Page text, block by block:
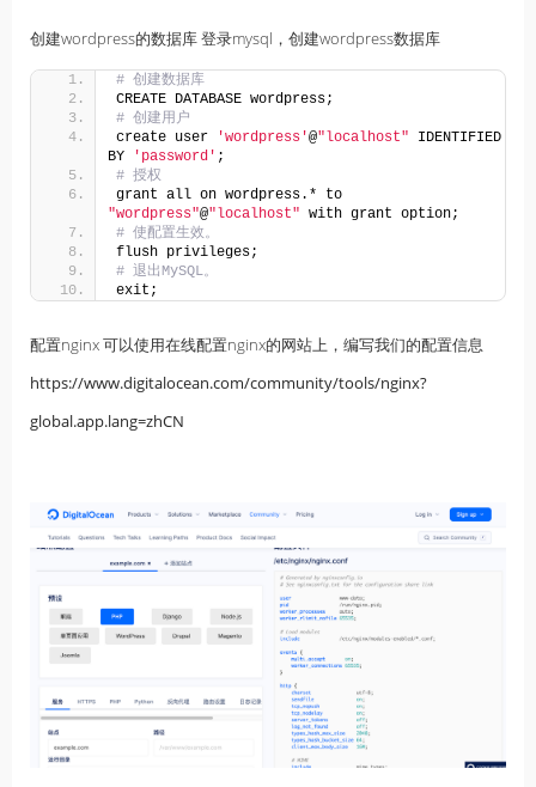
创建wordpress的数据库 登录mysql，创建wordpress数据库
# 创建数据库
CREATE DATABASE wordpress;
# 创建用户
create user
'wordpress'@"localhost" IDENTIFIED
BY
'password' ;
# 授权
"wordpress"@"localhost" with grant option;
# 使配置生效。
flush privileges;
# 退出MySQL。
exit;
配置nginx 可以使用在线配置nginx的网站上，编写我们的配置信息
https://www.digitalocean.com/community/tools/nginx?
global.app.lang=zhCN